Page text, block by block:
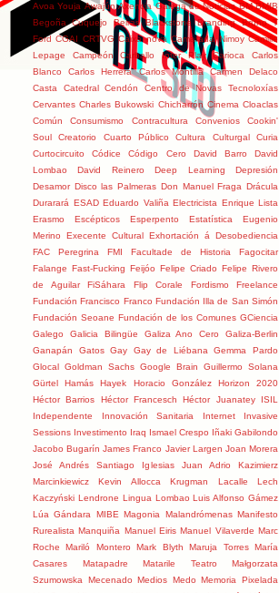
Avoa Youja Awajún Axencia Galega de Noticias BM BMfB
Begoña Cuquejo
Beiras Blackstone Branding Bruno T
Ford CGAI CRTVG Caixa nova Camarada Nimoy Camille
Lepage
Campeón Carballo Inter Play Carioca
Carlos
Blanco
Carlos Herrera Carlos Montilla
Carmen Delaco
Casta
Catedral Cendón
Centro de Novas Tecnoloxías
Cervantes Charles Bukowski Chicharrón Cinema Cloaclas
Común
Consumismo Contracultura Convenios
Cookin'
Soul
Creatorio Cuarto Público Cultura Culturgal
Curia
Curtocircuito
Códice Código Cero David Barro
David
Lombao
David Reinero Deep Learning
Depresión
Desamor Disco las Palmeras Don Manuel Fraga Drácula
Durarará ESAD Eduardo Valiña Electricista Enrique Lista
Erasmo
Escépticos Esperpento Estatística
Eugenio
Merino
Execente Cultural Exhortación á Desobediencia
FAC Peregrina
FMI Facultade de Historia
Fagocitar
Falange Fast-Fucking Feijóo Felipe Criado Felipe Rivero
de Aguilar
FiSáhara Flip Corale Fordismo
Freelance
Fundación Francisco Franco Fundación Illa de San Simón
Fundación Seoane Fundación de los Comunes GCiencia
Galego
Galicia Bilingüe Galiza Ano Cero
Galiza-Berlin
Ganapán
Gatos Gay Gay de Liébana
Gemma Pardo
Glocal Goldman Sachs Google Brain
Guillermo Solana
Gürtel
Hamás Hayek Horacio González
Horizon 2020
Héctor Barrios
Héctor Francesch Héctor Juanatey
ISIL
Independente
Innovación Sanitaria Internet
Invasive
Sessions Investimento Iraq Ismael Crespo Iñaki Gabilondo
Jacobo Bugarín James Franco Javier Largen Joan Morera
José Andrés Santiago Iglesias
Juan Adrio
Kazimierz
Marcinkiewicz
Kevin Allocca Krugman Lacalle
Lech
Kaczyński Lendrone Lingua Lombao Luis Alfonso Gámez
Lúa Gándara
MIBE Magonia Malandrómenas Manifesto
Rurealista Manquiña Manuel Eiris Manuel Vilaverde Marc
Roche
Mariló Montero Mark Blyth Maruja Torres María
Casares
Matapadre Matarile Teatro
Małgorzata
Szumowska
Mecenado Medios Medo Memoria Pixelada